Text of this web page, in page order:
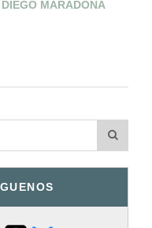
DIEGO MARADONA